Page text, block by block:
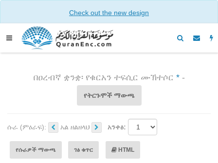
Check out the new design
በዐረብኛ ቋንቋ፡ የቁርአን ተፍሲር ሙኽተሶር *-
የትርጉሞች ማውጫ
ሱራ (ምዕራፍ): አል ዘልዘላህ አንቀፅ:
የሱራዎች ማውጫ ገፅ ቁጥር HTML